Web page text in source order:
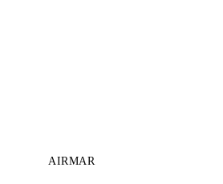
AIRMAR